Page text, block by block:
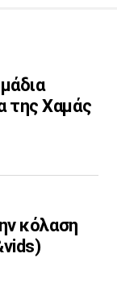
της Χαμάς
κόλαση